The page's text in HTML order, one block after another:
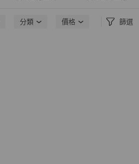
分類 價格 篩選